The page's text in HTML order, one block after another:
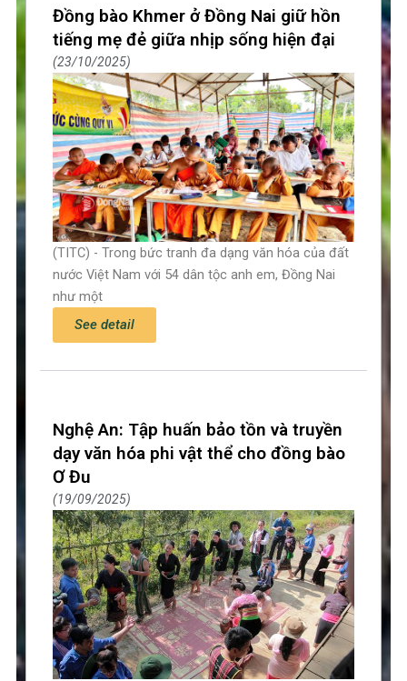
Đồng bào Khmer ở Đồng Nai giữ hồn
tiếng mẹ đẻ giữa nhịp sống hiện đại
23/10/2025
(TITC) - Trong bức tranh đa dạng văn hóa của đất
nước Việt Nam với 54 dân tộc anh em, Đồng Nai
như một
See detail
Nghệ An: Tập huấn bảo tồn và truyền
dạy văn hóa phi vật thể cho đồng bào
Ơ Đu
19/09/2025